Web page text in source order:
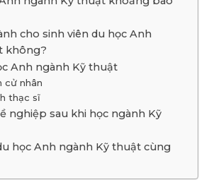
cho sinh viên du học Anh
không?
Anh ngành Kỹ thuật
cử nhân
thạc sĩ
nghiệp sau khi học ngành Kỹ
học Anh ngành Kỹ thuật cùng